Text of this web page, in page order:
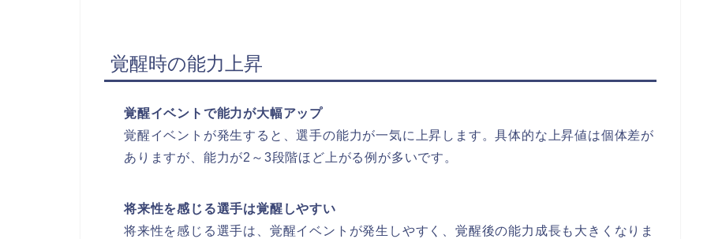
覚醒時の能力上昇
覚醒イベントで能力が大幅アップ
覚醒イベントが発生すると、選手の能力が一気に上昇します。具体的な上昇値は個体差が
ありますが、能力が2～3段階ほど上がる例が多いです。
将来性を感じる選手は覚醒しやすい
将来性を感じる選手は、覚醒イベントが発生しやすく、覚醒後の能力成長も大きくなりま